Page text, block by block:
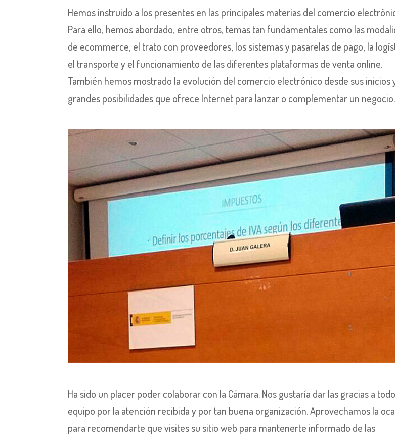
Hemos instruido a los presentes en las principales materias del comercio
Para ello, hemos abordado, entre otros, temas tan fundamentales como las
de ecommerce, el trato con proveedores, los sistemas y pasarelas de pago, la
el transporte y el funcionamiento de las diferentes plataformas de venta online.
También hemos mostrado la evolución del comercio electrónico desde sus inicios
grandes posibilidades que ofrece Internet para lanzar o complementar un negocio.
Ha sido un placer poder colaborar con la Cámara. Nos gustaría dar las gracias a
equipo por la atención recibida y por tan buena organización. Aprovechamos la
para recomendarte que visites su sitio web para mantenerte informado de las